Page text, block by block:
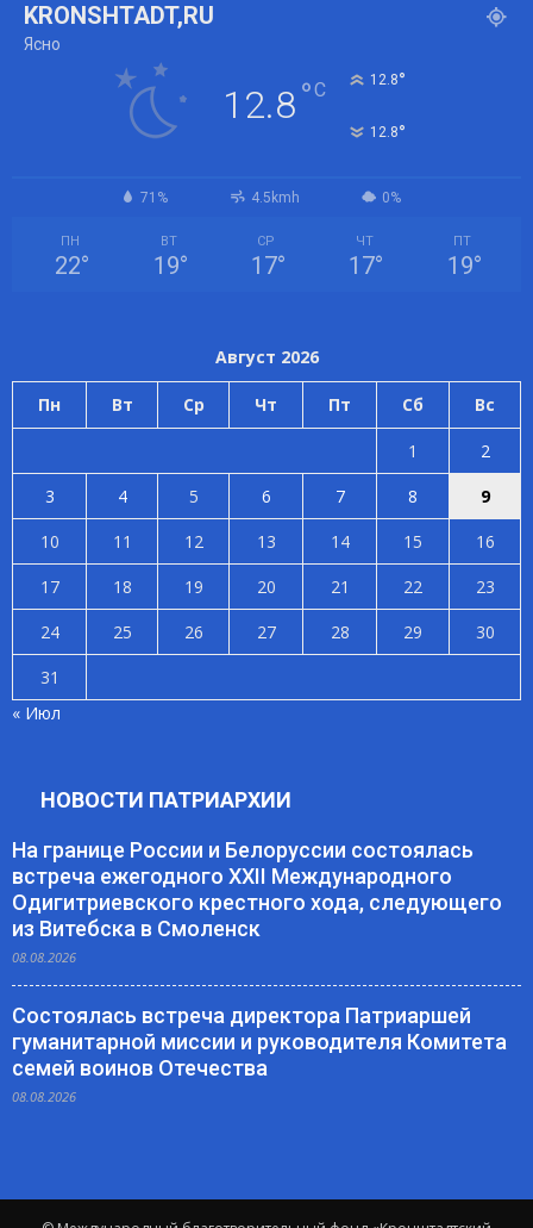
KRONSHTADT,RU
Ясно
12.8°C 12.8°
12.8°
71% 4.5kmh 0%
ПН
22°
ВТ
19°
СР
17°
ЧТ
17°
ПТ
19°
Август 2026
Пн Вт Ср Чт Пт Сб Вс
1
2
3
4 5 6 7 8
9
10
11 12 13 14 15
16
17
18 19 20 21 22
23
24
25 26 27 28 29
30
31
« Июл
НОВОСТИ ПАТРИАРХИИ
На границе России и Белоруссии состоялась
встреча ежегодного XXII Международного
Одигитриевского крестного хода, следующего
из Витебска в Смоленск
08.08.2026
Состоялась встреча директора Патриаршей
гуманитарной миссии и руководителя Комитета
семей воинов Отечества
08.08.2026